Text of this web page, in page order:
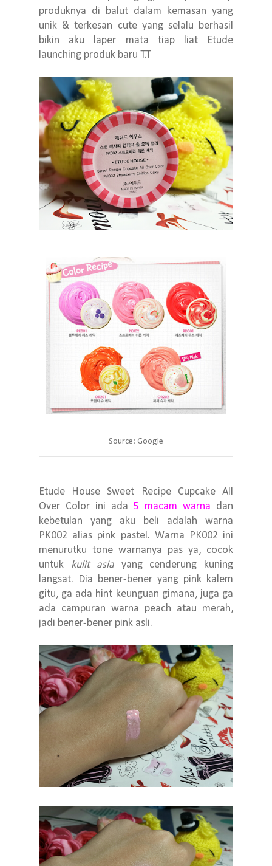
produknya di balut dalam kemasan yang
unik & terkesan cute yang selalu berhasil
bikin aku laper mata tiap liat Etude
launching produk baru T.T
Source: Google
Etude House Sweet Recipe Cupcake All
Over Color ini ada 5 macam warna dan
kebetulan yang aku beli adalah warna
PK002 alias pink pastel. Warna PK002 ini
menurutku tone warnanya pas ya, cocok
untuk kulit asia yang cenderung kuning
langsat. Dia bener-bener yang pink kalem
gitu, ga ada hint keunguan gimana, juga ga
ada campuran warna peach atau merah,
jadi bener-bener pink asli.